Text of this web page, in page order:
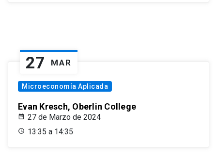
27 MAR
Microeconomía Aplicada
Evan Kresch, Oberlin College
27 de Marzo de 2024
13:35 a 14:35